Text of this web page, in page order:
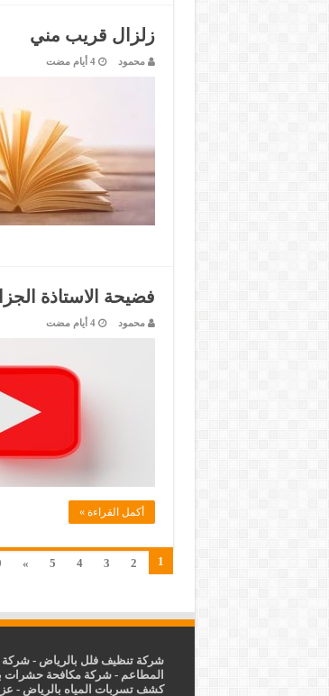
زلزال قريب مني
محمود ‏4 أيام مضت
فضيحة الاستاذة
محمود ‏4 أيام مضت
أكمل القراءة »
1
2
3
4
5
»
شركة تنظيف فلل بالرياض -شركة
المطاعم -شركة مكافحة حشرات
كشف تسربات المياه بالرياض -